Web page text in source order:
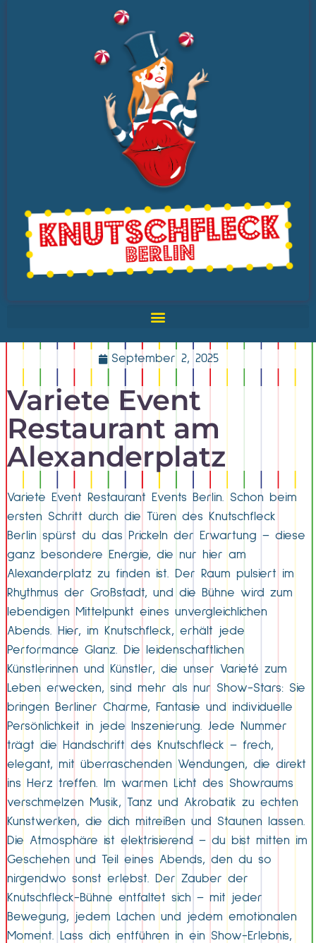
September 2, 2025
Variete Event
Restaurant am
Alexanderplatz
Variete Event Restaurant Events Berlin. Schon beim
ersten Schritt durch die Türen des Knutschfleck
Berlin spürst du das Prickeln der Erwartung – diese
ganz besondere Energie, die nur hier am
Alexanderplatz zu finden ist. Der Raum pulsiert im
Rhythmus der Großstadt, und die Bühne wird zum
lebendigen Mittelpunkt eines unvergleichlichen
Abends. Hier, im Knutschfleck, erhält jede
Performance Glanz. Die leidenschaftlichen
Künstlerinnen und Künstler, die unser Varieté zum
Leben erwecken, sind mehr als nur Show-Stars: Sie
bringen Berliner Charme, Fantasie und individuelle
Persönlichkeit in jede Inszenierung. Jede Nummer
trägt die Handschrift des Knutschfleck – frech,
elegant, mit überraschenden Wendungen, die direkt
ins Herz treffen. Im warmen Licht des Showraums
verschmelzen Musik, Tanz und Akrobatik zu echten
Kunstwerken, die dich mitreißen und Staunen lassen.
Die Atmosphäre ist elektrisierend – du bist mitten im
Geschehen und Teil eines Abends, den du so
nirgendwo sonst erlebst. Der Zauber der
Knutschfleck-Bühne entfaltet sich – mit jeder
Bewegung, jedem Lachen und jedem emotionalen
Moment. Lass dich entführen in ein Show-Erlebnis,